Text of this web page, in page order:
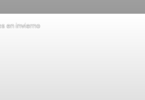
en invierno